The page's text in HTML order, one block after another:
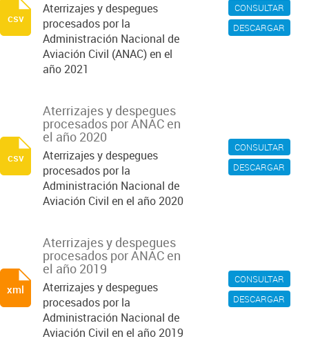
CONSULTAR
DESCARGAR
Aterrizajes y despegues
procesados por la
Administración Nacional de
Aviación Civil (ANAC) en el
año 2021
csv
CONSULTAR
DESCARGAR
Aterrizajes y despegues
procesados por ANAC en
el año 2020
Aterrizajes y despegues
procesados por la
Administración Nacional de
Aviación Civil en el año 2020
csv
CONSULTAR
DESCARGAR
Aterrizajes y despegues
procesados por ANAC en
el año 2019
Aterrizajes y despegues
procesados por la
Administración Nacional de
Aviación Civil en el año 2019
xml